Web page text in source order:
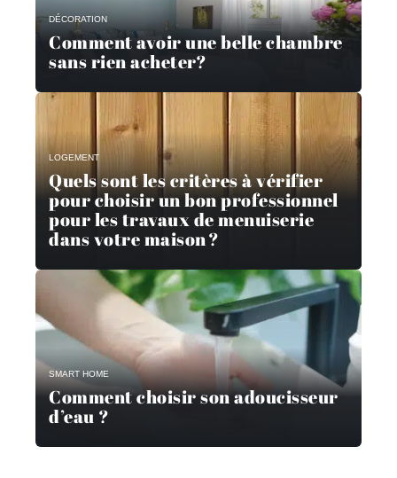
DÉCORATION
Comment avoir une belle chambre
sans rien acheter?
LOGEMENT
Quels sont les critères à vérifier
pour choisir un bon professionnel
pour les travaux de menuiserie
dans votre maison ?
SMART HOME
Comment choisir son adoucisseur
d’eau ?